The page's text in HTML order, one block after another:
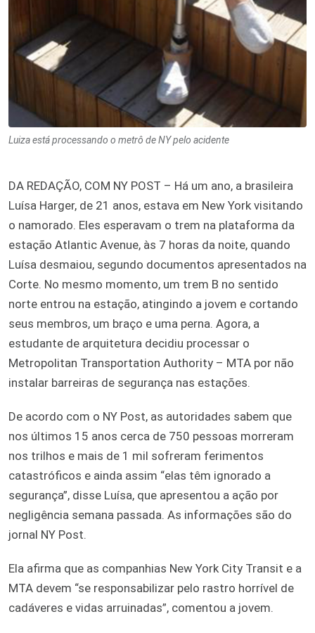
Luiza está processando o metrô de NY pelo acidente
DA REDAÇÃO, COM NY POST – Há um ano, a brasileira
Luísa Harger, de 21 anos, estava em New York visitando
o namorado. Eles esperavam o trem na plataforma da
estação Atlantic Avenue, às 7 horas da noite, quando
Luísa desmaiou, segundo documentos apresentados na
Corte. No mesmo momento, um trem B no sentido
norte entrou na estação, atingindo a jovem e cortando
seus membros, um braço e uma perna. Agora, a
estudante de arquitetura decidiu processar o
Metropolitan Transportation Authority – MTA por não
instalar barreiras de segurança nas estações.
De acordo com o NY Post, as autoridades sabem que
nos últimos 15 anos cerca de 750 pessoas morreram
nos trilhos e mais de 1 mil sofreram ferimentos
catastróficos e ainda assim “elas têm ignorado a
segurança”, disse Luísa, que apresentou a ação por
negligência semana passada. As informações são do
jornal NY Post.
Ela afirma que as companhias New York City Transit e a
MTA devem “se responsabilizar pelo rastro horrível de
cadáveres e vidas arruinadas”, comentou a jovem.